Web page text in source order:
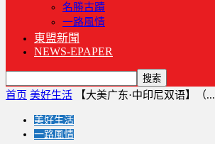
名勝古蹟
一路風情
東盟新聞
NEWS-EPAPER
首页 美好生活 【大美广东·中印尼双语】（...
美好生活
一路風情